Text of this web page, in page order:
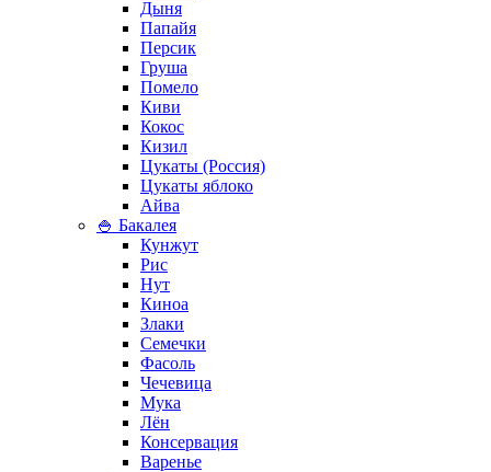
Дыня
Папайя
Персик
Груша
Помело
Киви
Кокос
Кизил
Цукаты (Россия)
Цукаты яблоко
Айва
🍚 Бакалея
Кунжут
Рис
Нут
Киноа
Злаки
Семечки
Фасоль
Чечевица
Мука
Лён
Консервация
Варенье